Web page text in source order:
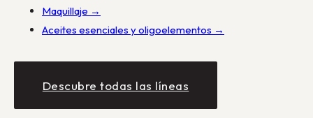
Maquillaje →
Aceites esenciales y oligoelementos →
Descubre todas las líneas